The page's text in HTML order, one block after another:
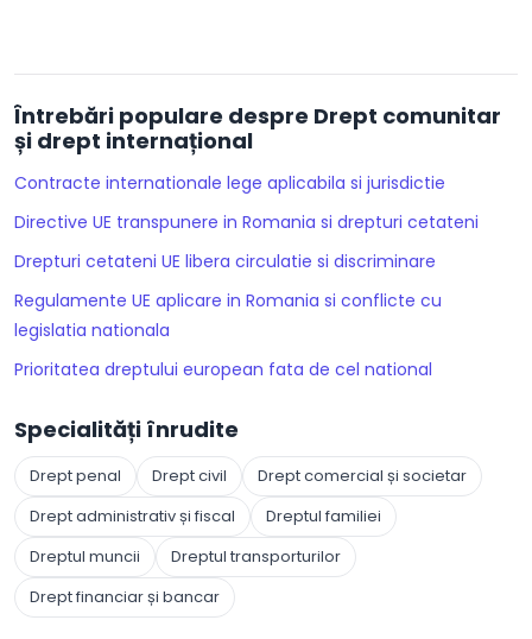
Întrebări populare despre Drept comunitar
și drept internațional
Contracte internationale lege aplicabila si jurisdictie
Directive UE transpunere in Romania si drepturi cetateni
Drepturi cetateni UE libera circulatie si discriminare
Regulamente UE aplicare in Romania si conflicte cu
legislatia nationala
Prioritatea dreptului european fata de cel national
Specialități înrudite
Drept penal Drept civil
Drept comercial și societar
Drept administrativ și fiscal
Dreptul familiei
Dreptul muncii
Dreptul transporturilor
Drept financiar și bancar